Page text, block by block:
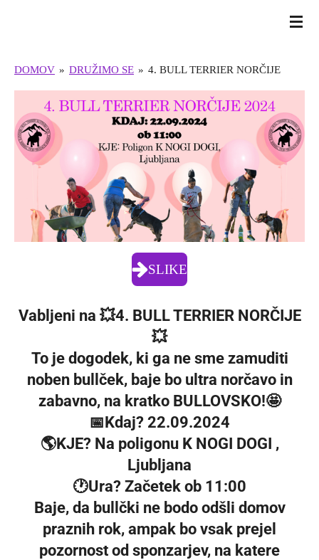
content
DOMOV » DRUŽIMO SE » 4. BULL TERRIER NORČIJE
SLIKE
Vabljeni na 💥4. BULL TERRIER NORČIJE
💥
To je dogodek, ki ga ne sme zamuditi
noben bullček, baje bo ultra norčavo in
zabavno, na kratko BULLOVSKO!🤩
📅Kdaj? 22.09.2024
🌎KJE? Na poligonu K NOGI DOGI ,
Ljubljana
🕐Ura? Začetek ob 11:00
Baje, da bullčki ne bodo odšli domov
praznih rok, ampak bo vsak prejel
pozornost od sponzarjev, na katere